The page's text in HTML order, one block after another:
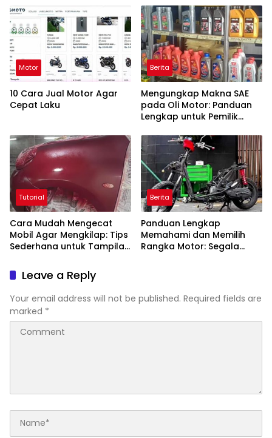
Motor
10 Cara Jual Motor Agar
Cepat Laku
Berita
Mengungkap Makna SAE
pada Oli Motor: Panduan
Lengkap untuk Pemilik
Tutorial
Cara Mudah Mengecat
Mobil Agar Mengkilap: Tips
Sederhana untuk Tampilan
Berita
Panduan Lengkap
Memahami dan Memilih
Rangka Motor: Segala
Leave a Reply
Your email address will not be published. Required fields are
marked *